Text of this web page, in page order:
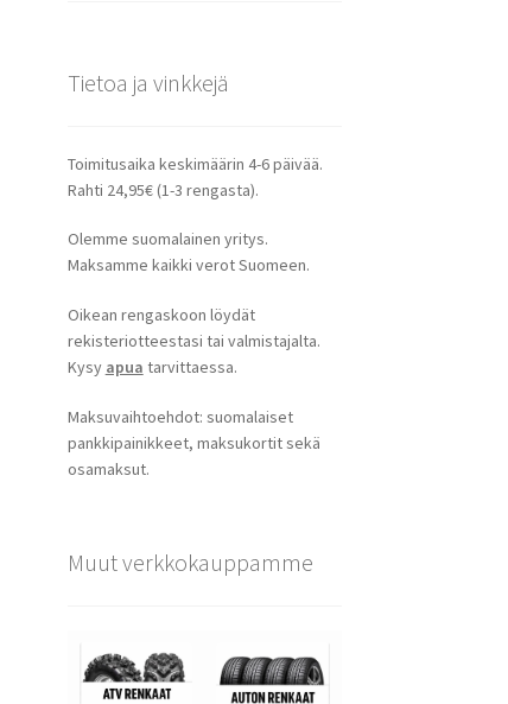
Tietoa ja vinkkejä
Toimitusaika keskimäärin 4-6 päivää.
Rahti 24,95€ (1-3 rengasta).
Olemme suomalainen yritys.
Maksamme kaikki verot Suomeen.
Oikean rengaskoon löydät
rekisteriotteestasi tai valmistajalta.
Kysy apua tarvittaessa.
Maksuvaihtoehdot: suomalaiset
pankkipainikkeet, maksukortit sekä
osamaksut.
Muut verkkokauppamme